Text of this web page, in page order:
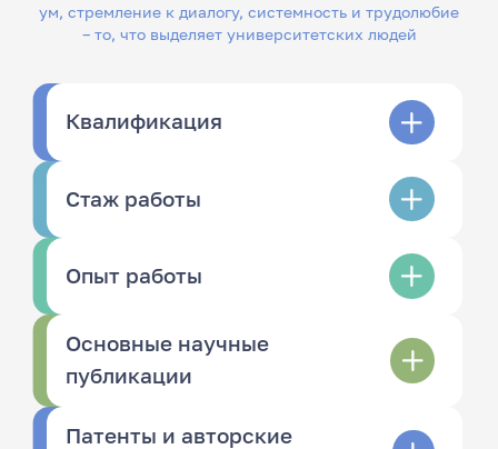
ум, стремление к диалогу, системность и трудолюбие
– то, что выделяет университетских людей
Квалификация
Стаж работы
Опыт работы
Основные научные
публикации
Патенты и авторские